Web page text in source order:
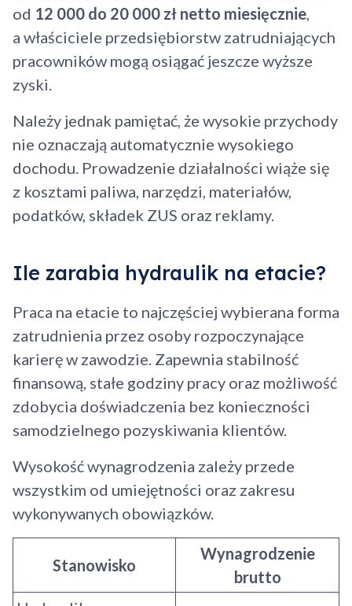
od 12 000 do 20 000 zł netto miesięcznie,
a właściciele przedsiębiorstw zatrudniających
pracowników mogą osiągać jeszcze wyższe
zyski.
Należy jednak pamiętać, że wysokie przychody
nie oznaczają automatycznie wysokiego
dochodu. Prowadzenie działalności wiąże się
z kosztami paliwa, narzędzi, materiałów,
podatków, składek ZUS oraz reklamy.
Ile zarabia hydraulik na etacie?
Praca na etacie to najczęściej wybierana forma
zatrudnienia przez osoby rozpoczynające
karierę w zawodzie. Zapewnia stabilność
finansową, stałe godziny pracy oraz możliwość
zdobycia doświadczenia bez konieczności
samodzielnego pozyskiwania klientów.
Wysokość wynagrodzenia zależy przede
wszystkim od umiejętności oraz zakresu
wykonywanych obowiązków.
Stanowisko
Wynagrodzenie
brutto